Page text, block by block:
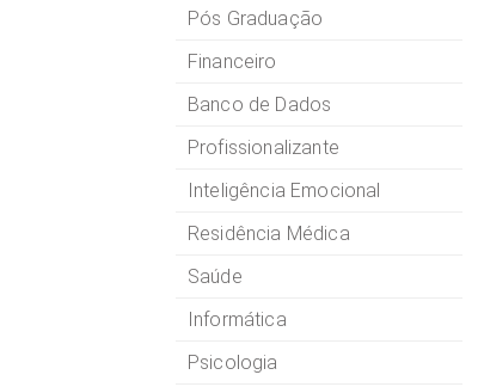
Pós Graduação
Financeiro
Banco de Dados
Profissionalizante
Inteligência Emocional
Residência Médica
Saúde
Informática
Psicologia